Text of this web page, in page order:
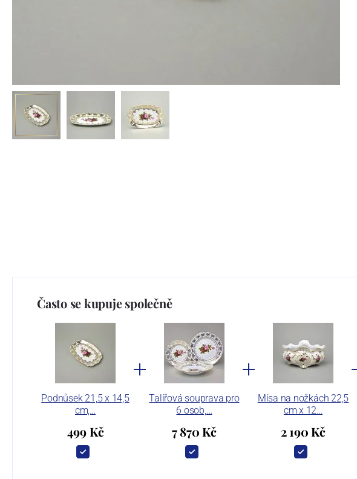
Často se kupuje společně
Podnůsek 21,5 x 14,5
cm,…
499 Kč
Talířová souprava pro
6 osob,…
7 870 Kč
Mísa na nožkách 22,5
cm x 12…
2 190 Kč